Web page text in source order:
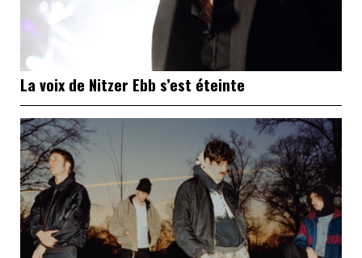
La voix de Nitzer Ebb s’est éteinte